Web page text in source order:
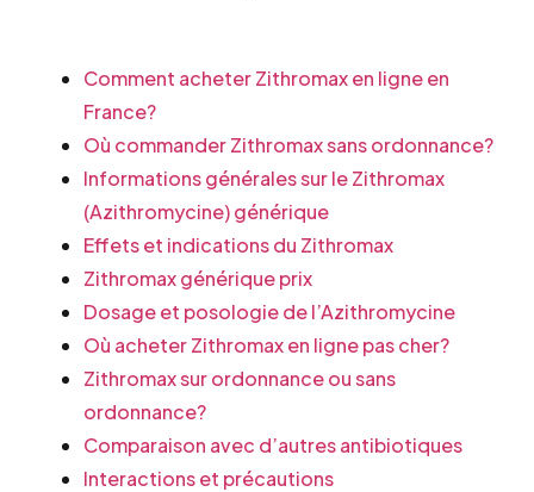
Comment acheter Zithromax en ligne en
France?
Où commander Zithromax sans ordonnance?
Informations générales sur le Zithromax
(Azithromycine) générique
Effets et indications du Zithromax
Zithromax générique prix
Dosage et posologie de l’Azithromycine
Où acheter Zithromax en ligne pas cher?
Zithromax sur ordonnance ou sans
ordonnance?
Comparaison avec d’autres antibiotiques
Interactions et précautions